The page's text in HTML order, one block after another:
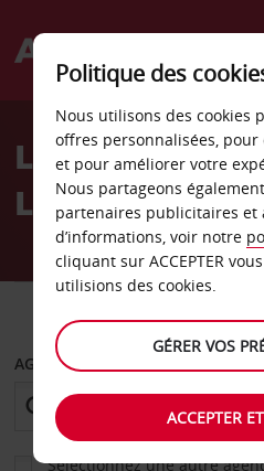
Welcome
AvisLocation de
Libreville
AGENCE DE DÉPART
Sélectionnez une autre
Politique des
Nous utilisons des cookies
offres personnalisées,
et pour améliorer votre
Nous partageons
partenaires publicitaires et
d’informations, voir notre
cliquant sur ACCEPTER
utilisions des cookies.
GÉRER VOS
ACCEPTER